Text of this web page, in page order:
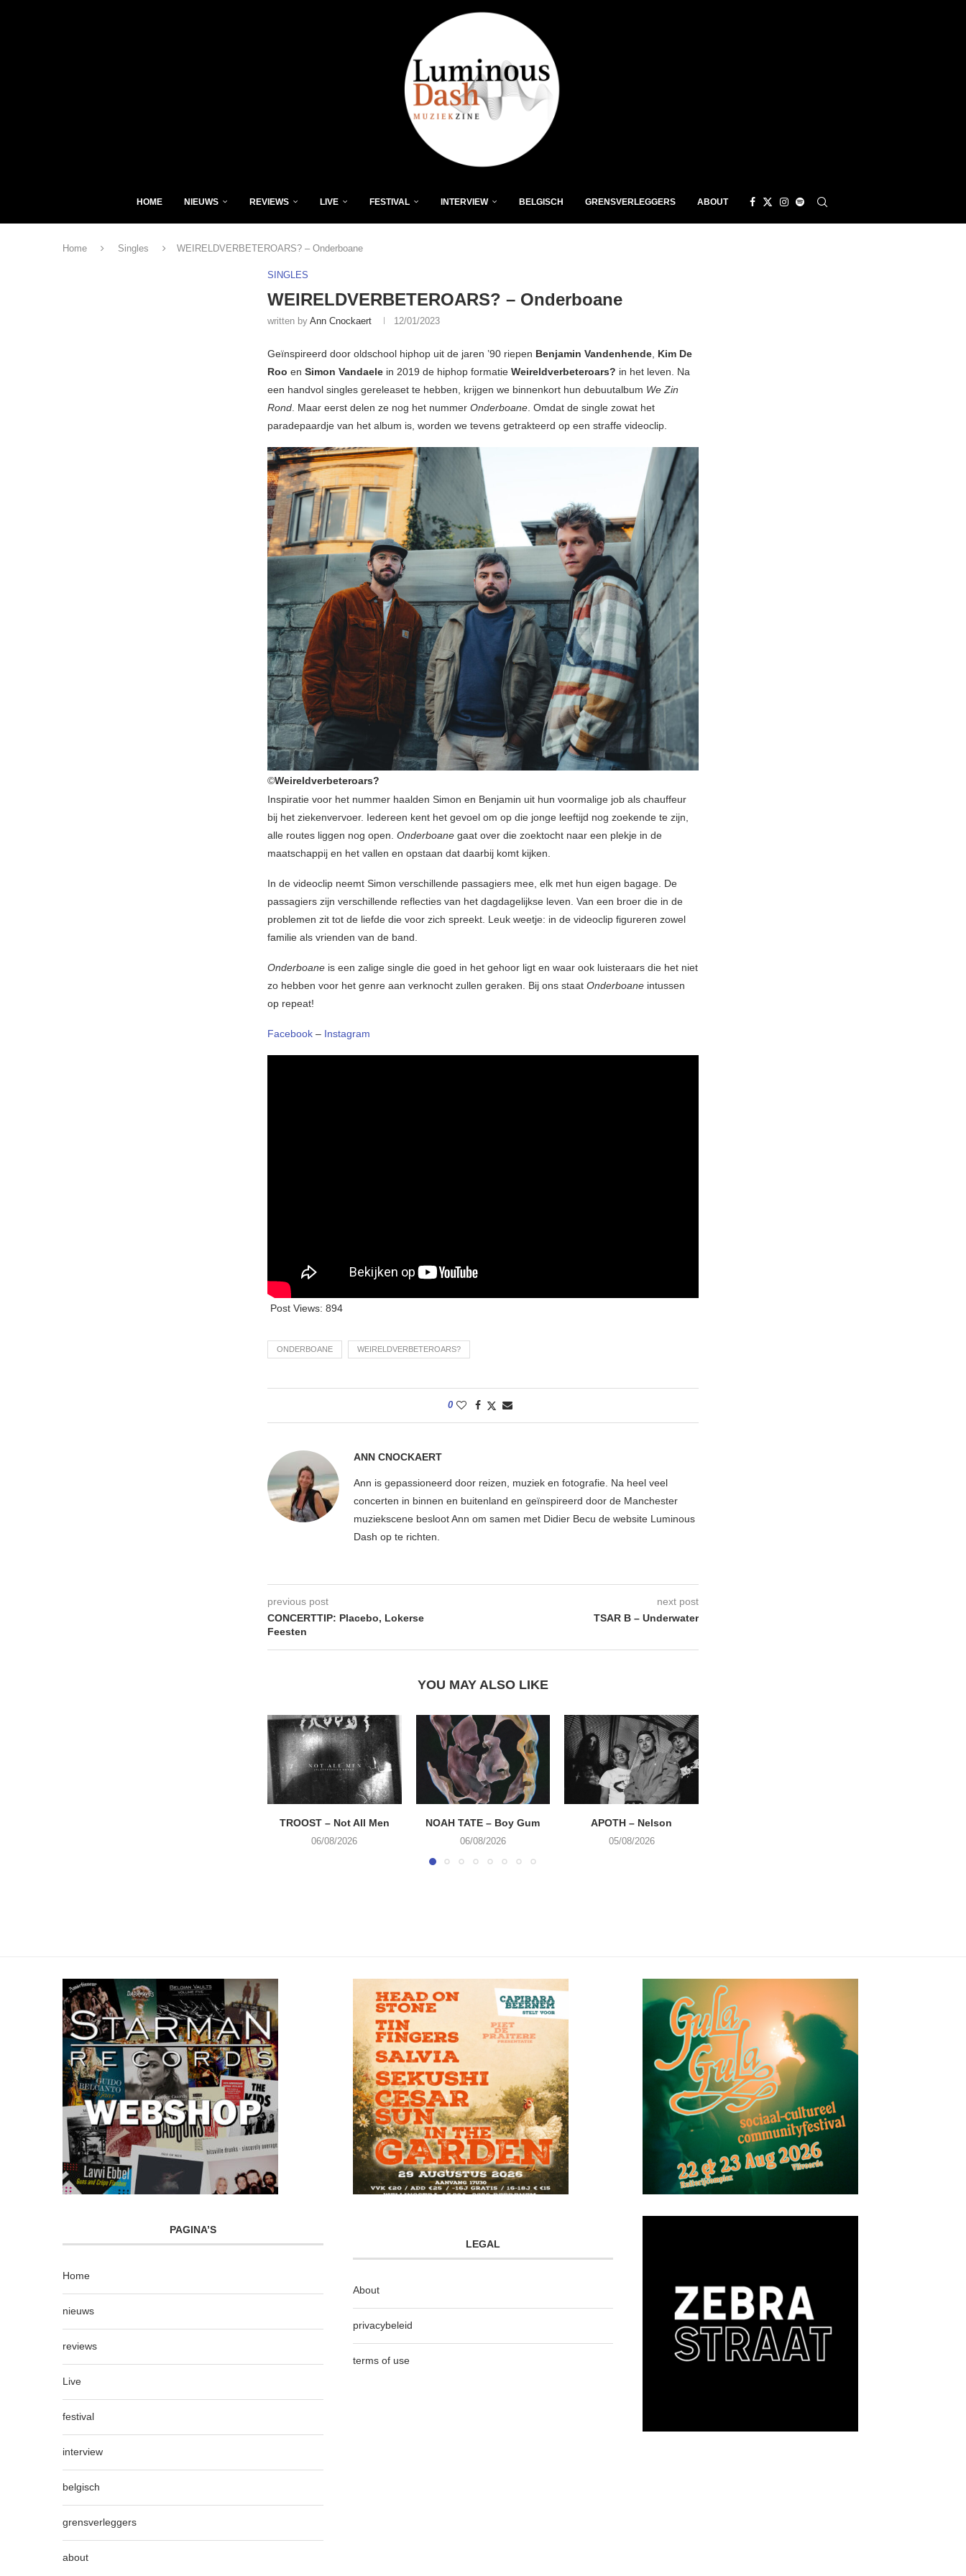
HOME NIEUWS REVIEWS LIVE FESTIVAL INTERVIEW BELGISCH GRENSVERLEGGERS ABOUT
Home Singles WEIRELDVERBETEROARS? – Onderboane
SINGLES
WEIRELDVERBETEROARS? – Onderboane
written by Ann Cnockaert 12/01/2023
Geïnspireerd door oldschool hiphop uit de jaren ’90 riepen Benjamin Vandenhende, Kim De
Roo en Simon Vandaele in 2019 de hiphop formatie Weireldverbeteroars? in het leven. Na
een handvol singles gereleaset te hebben, krijgen we binnenkort hun debuutalbum We Zin
Rond. Maar eerst delen ze nog het nummer Onderboane. Omdat de single zowat het
paradepaardje van het album is, worden we tevens getrakteerd op een straffe videoclip.
©Weireldverbeteroars?
Inspiratie voor het nummer haalden Simon en Benjamin uit hun voormalige job als chauffeur
bij het ziekenvervoer. Iedereen kent het gevoel om op die jonge leeftijd nog zoekende te zijn,
alle routes liggen nog open. Onderboane gaat over die zoektocht naar een plekje in de
maatschappij en het vallen en opstaan dat daarbij komt kijken.
In de videoclip neemt Simon verschillende passagiers mee, elk met hun eigen bagage. De
passagiers zijn verschillende reflecties van het dagdagelijkse leven. Van een broer die in de
problemen zit tot de liefde die voor zich spreekt. Leuk weetje: in de videoclip figureren zowel
familie als vrienden van de band.
Onderboane is een zalige single die goed in het gehoor ligt en waar ook luisteraars die het niet
zo hebben voor het genre aan verknocht zullen geraken. Bij ons staat Onderboane intussen
op repeat!
Facebook – Instagram
Post Views: 894
ONDERBOANE WEIRELDVERBETEROARS?
0
ANN CNOCKAERT
Ann is gepassioneerd door reizen, muziek en fotografie. Na heel veel
concerten in binnen en buitenland en geïnspireerd door de Manchester
muziekscene besloot Ann om samen met Didier Becu de website Luminous
Dash op te richten.
previous post
CONCERTTIP: Placebo, Lokerse
Feesten
next post
TSAR B – Underwater
YOU MAY ALSO LIKE
TROOST – Not All Men
06/08/2026
NOAH TATE – Boy Gum
06/08/2026
APOTH – Nelson
05/08/2026
PAGINA’S
Home
nieuws
reviews
Live
festival
interview
belgisch
grensverleggers
about
LEGAL
About
privacybeleid
terms of use